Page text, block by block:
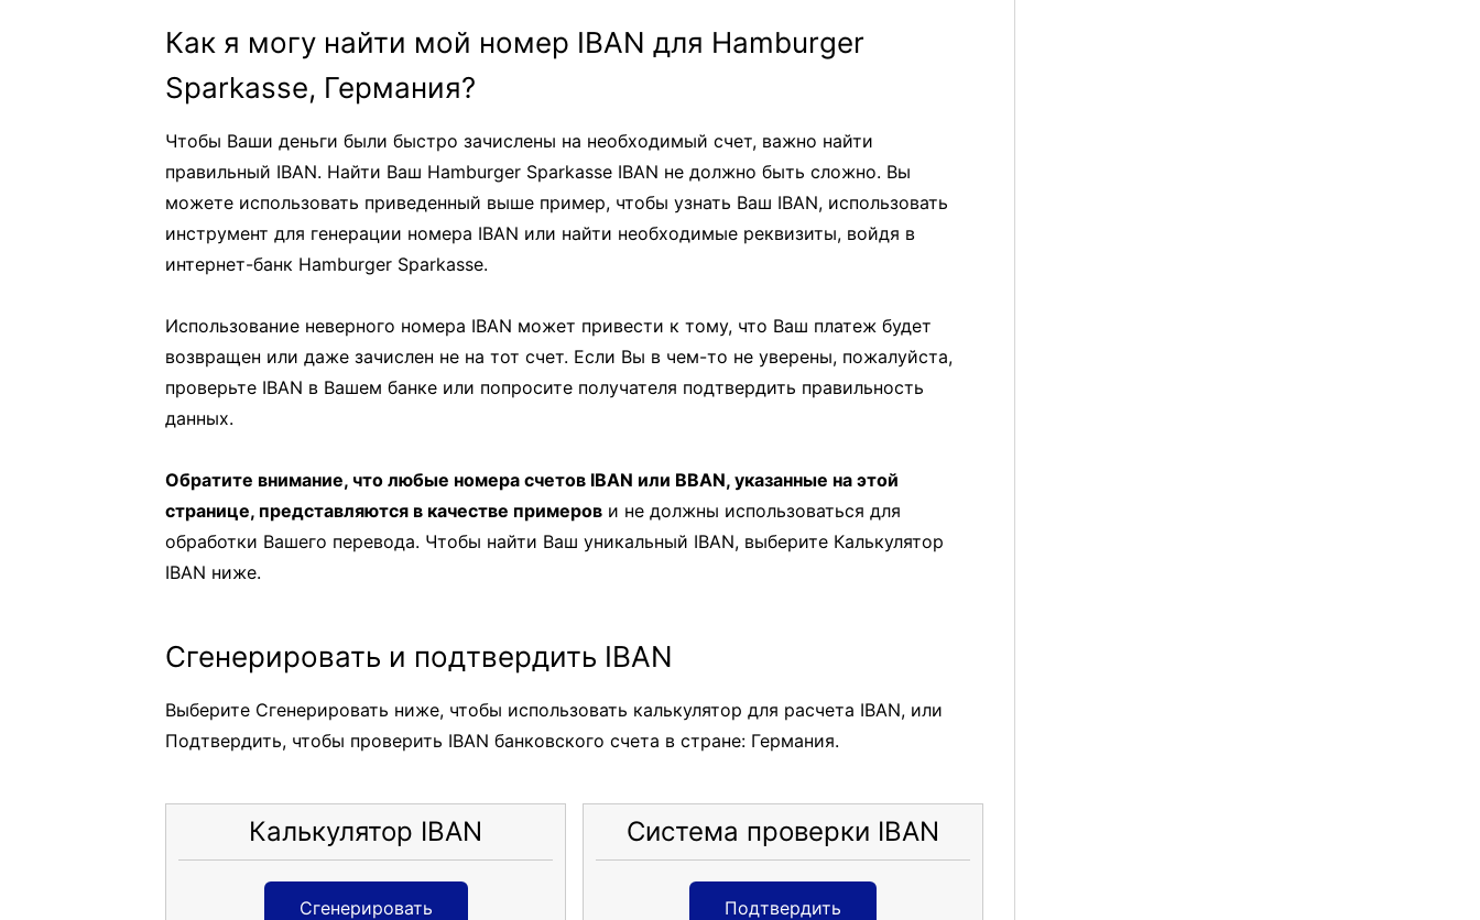
Как я могу найти мой номер IBAN для Hamburger
Sparkasse, Германия?
Чтобы Ваши деньги были быстро зачислены на необходимый счет, важно найти
правильный IBAN. Найти Ваш Hamburger Sparkasse IBAN не должно быть сложно. Вы
можете использовать приведенный выше пример, чтобы узнать Ваш IBAN, использовать
инструмент для генерации номера IBAN или найти необходимые реквизиты, войдя в
интернет-банк Hamburger Sparkasse.
Использование неверного номера IBAN может привести к тому, что Ваш платеж будет
возвращен или даже зачислен не на тот счет. Если Вы в чем-то не уверены, пожалуйста,
проверьте IBAN в Вашем банке или попросите получателя подтвердить правильность
данных.
Обратите внимание, что любые номера счетов IBAN или BBAN, указанные на этой
странице, представляются в качестве примеров и не должны использоваться для
обработки Вашего перевода. Чтобы найти Ваш уникальный IBAN, выберите Калькулятор
IBAN ниже.
Сгенерировать и подтвердить IBAN
Выберите Сгенерировать ниже, чтобы использовать калькулятор для расчета IBAN, или
Подтвердить, чтобы проверить IBAN банковского счета в стране: Германия.
Калькулятор IBAN
Сгенерировать
Система проверки IBAN
Подтвердить